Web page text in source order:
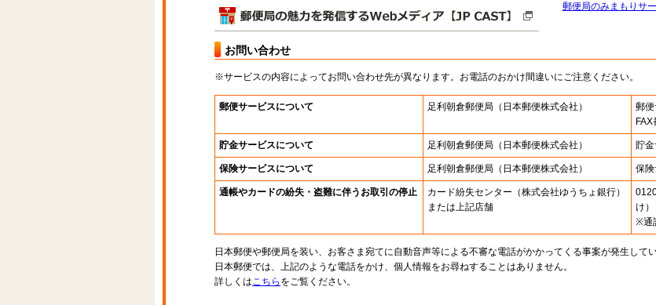
郵便局のみまもりサ
お問い合わせ
※サービスの内容によってお問い合わせ先が異なります。お電話のおかけ間違いにご注意ください。
郵便サービスについて 足利朝倉郵便局 （日本郵便株式会社） 郵
貯金サービスについて 足利朝倉郵便局 （日本郵便株式会社） 貯
保険サービスについて 足利朝倉郵便局 （日本郵便株式会社） 保
通帳やカードの紛失・盗難に伴うお取引の停止 カード紛失センター （株式会社ゆうちょ銀行）
または上記店舗
け）
※通
日本郵便や郵便局を装い、お客さま宛てに自動音声等による不審な電話がかかってくる事案が発生してい
日本郵便では、上記のような電話をかけ、個人情報をお尋ねすることはありません。
詳しくはこちら をご覧ください。